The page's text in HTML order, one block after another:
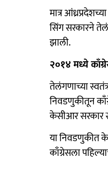
मात्र
सिंग सरकारने
झाली.
२०१४ मध्ये
तेलंगणाच्या
निवडणुकीतून
केसीआर सरकार
या निवडणुकीत
काँग्रेसला